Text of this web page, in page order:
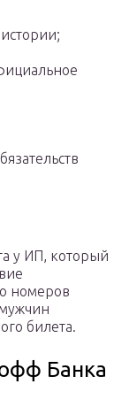
у ИП, который
номеров
билета.
Банка